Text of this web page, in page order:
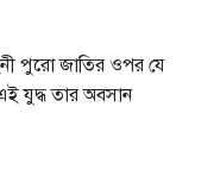
পুরো জাতির ওপর যে
যুদ্ধ তার অবসান